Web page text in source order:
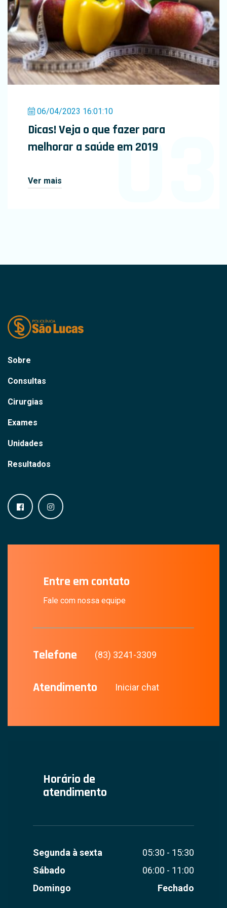
06/04/2023 16:01:10
Dicas! Veja o que fazer para
melhorar a saúde em 2019
Ver mais 03
Sobre
Consultas
Cirurgias
Exames
Unidades
Resultados
Entre em contato
Fale com nossa equipe
Telefone (83) 3241-3309
Atendimento Iniciar chat
Horário de
atendimento
Segunda à sexta
05:30 - 15:30
Sábado
06:00 - 11:00
Domingo
Fechado